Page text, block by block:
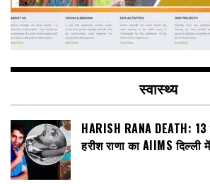
स्वास्थ्य
HARISH RANA DEATH:
हरीश राणा का AIIMS दिल्ली